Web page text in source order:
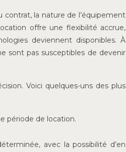
contrat, la nature de l’équipement
offre une flexibilité accrue,
deviennent disponibles. À
sont pas susceptibles de devenir
Voici quelques-uns des plus
période de location.
avec la possibilité d’en